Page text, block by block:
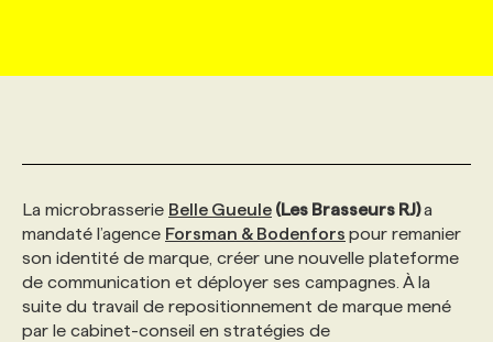
INITIATIVES NUMÉRIQUES
PRIX ET DISTINCTIONS
TENDANCES
GEO/SEO
ÉVÉNEMENTIEL
FAQ
ANNONCEZ AVEC NOUS
NOS PARCOURS DE FORMATIONS
FORMATIONS PERSONNALISÉES
NOS FORMATEUR‧RICES
SERVICE DE CHASSE DE TÊTE
NOS TARIFS
NOS EXPERTISES
La microbrasserie Belle Gueule (Les Brasseurs RJ)a
mandaté l’agence Forsman & Bodenfors pour remanier
son identité de marque, créer une nouvelle plateforme
de communication et déployer ses campagnes. À la
suite du travail de repositionnement de marque mené
par le cabinet-conseil en stratégies de